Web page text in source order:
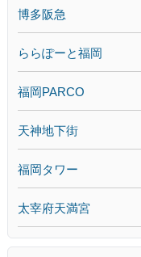
博多阪急
ららぽーと福岡
福岡PARCO
天神地下街
福岡タワー
太宰府天満宮